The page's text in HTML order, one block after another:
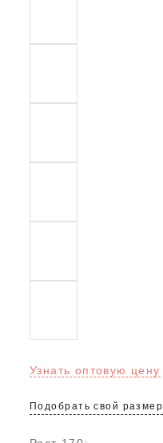
Узнать оптовую цену
Подобрать свой размер